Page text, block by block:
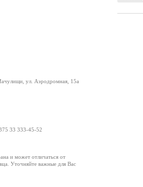
ул. Аэродромная, 15а
33 333-45-52
и может отличаться от
Уточняйте важные для Вас